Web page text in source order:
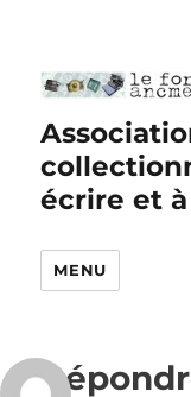
écrire et
MENU